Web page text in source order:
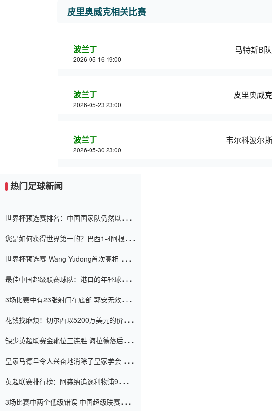
皮里奥威克相关比赛
波兰丁
2026-05-16 19:00
马特斯B队
波兰丁
2026-05-23 23:00
皮里奥威克
波兰丁
2026-05-30 23:00
韦尔科波尔
热门足球新闻
世界杯预选赛排名：中国国家队仍然以6分
您是如何获得世界第一的？巴西1-4阿根
世界杯预选赛-Wang Yudong首次亮相 中国
最佳中国超级联赛球队：港口的年轻球员在
（Taishan）
3场比赛中有23张射门在底部 郭安无效传球
花钱找麻烦！切尔西以5200万美元的价格
窗口
缺少英超联赛金靴位三连胜 海拉德落后6球
皇家马德里令人兴奋地消除了皇家学会 安
英超联赛排行榜：阿森纳追逐利物浦9分 曼
3场比赛中两个低级错误 中国超级联赛的前